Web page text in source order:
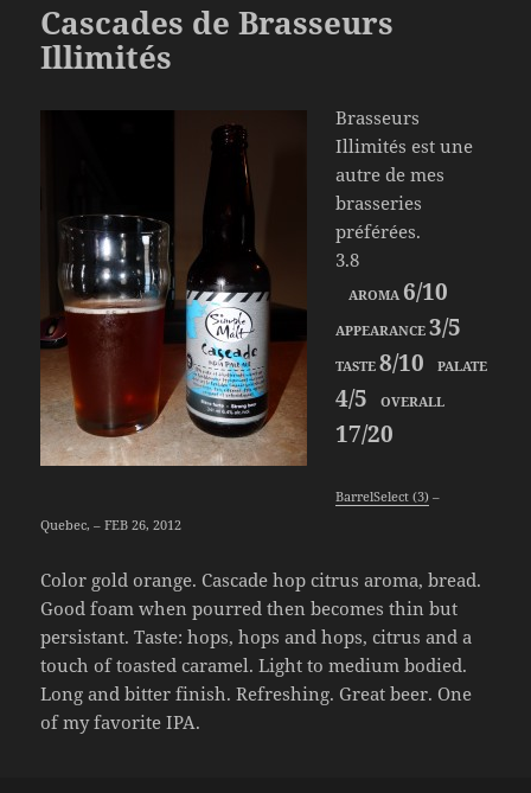
Cascades de Brasseurs
Illimités
Brasseurs
Illimités est une
autre de mes
brasseries
préférées.
3.8
AROMA 6/10
APPEARANCE3/5
TASTE8/10 PALATE
4/5 OVERALL
17/20
BarrelSelect (3) –
Quebec, – FEB 26, 2012
Color gold orange. Cascade hop citrus aroma, bread.
Good foam when pourred then becomes thin but
persistant. Taste: hops, hops and hops, citrus and a
touch of toasted caramel. Light to medium bodied.
Long and bitter finish. Refreshing. Great beer. One
of my favorite IPA.